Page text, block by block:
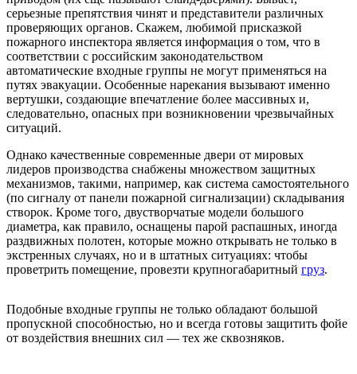
серьезные препятствия чинят и представители различных
проверяющих органов. Скажем, любимой присказкой
пожарного инспектора является информация о том, что в
соответствии с российским законодательством
автоматические входные группы не могут применяться на
путях эвакуации. Особенные нарекания вызывают именно
вертушки, создающие впечатление более массивных и,
следовательно, опасных при возникновении чрезвычайных
ситуаций.
Однако качественные современные двери от мировых
лидеров производства снабжены множеством защитных
механизмов, такими, например, как система самостоятельного
(по сигналу от панели пожарной сигнализации) складывания
створок. Кроме того, двустворчатые модели большого
диаметра, как правило, оснащены парой распашных, иногда
раздвижных полотен, которые можно открывать не только в
экстренных случаях, но и в штатных ситуациях: чтобы
проветрить помещение, провезти крупногабаритный груз.
Подобные входные группы не только обладают большой
пропускной способностью, но и всегда готовы защитить фойе
от воздействия внешних сил — тех же сквозняков.